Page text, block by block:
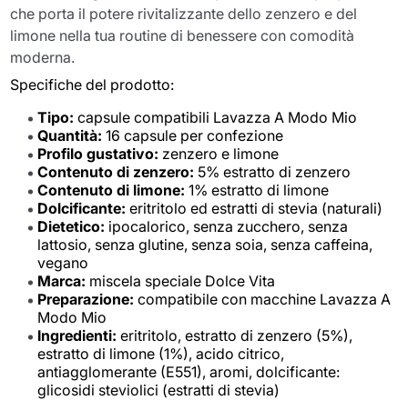
che porta il potere rivitalizzante dello zenzero e del
limone nella tua routine di benessere con comodità
moderna.
Specifiche del prodotto:
Tipo: capsule compatibili Lavazza A Modo Mio
Quantità: 16 capsule per confezione
Profilo gustativo: zenzero e limone
Contenuto di zenzero: 5% estratto di zenzero
Contenuto di limone: 1% estratto di limone
Dolcificante: eritritolo ed estratti di stevia (naturali)
Dietetico: ipocalorico, senza zucchero, senza
lattosio, senza glutine, senza soia, senza caffeina,
vegano
Marca: miscela speciale Dolce Vita
Preparazione: compatibile con macchine Lavazza A
Modo Mio
Ingredienti: eritritolo, estratto di zenzero (5%),
estratto di limone (1%), acido citrico,
antiagglomerante (E551), aromi, dolcificante:
glicosidi steviolici (estratti di stevia)